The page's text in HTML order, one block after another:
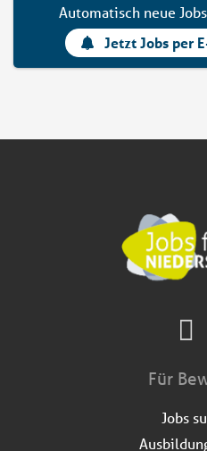
Automatisch neue
Jetzt Jobs per
Für
Jobs